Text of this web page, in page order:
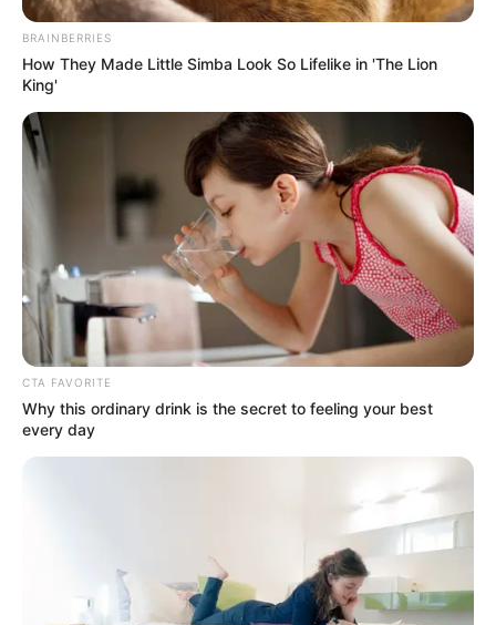
BRAINBERRIES
How They Made Little Simba Look So Lifelike in 'The Lion
King'
CTA FAVORITE
Why this ordinary drink is the secret to feeling your best
every day